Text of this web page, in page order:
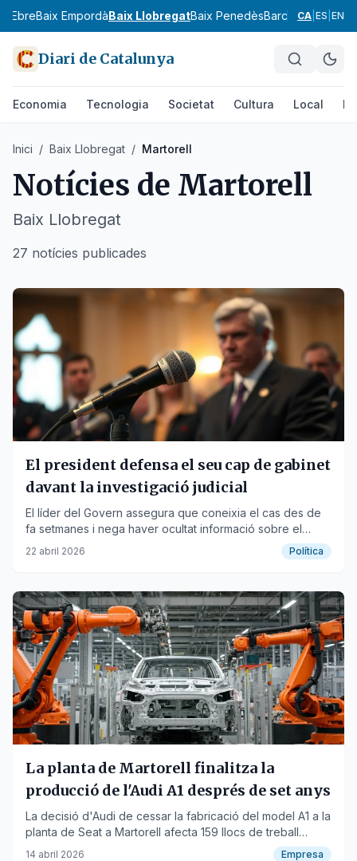
EbreBaix EmpordàBaix LlobregatBaix PenedèsBarcelonès
CA ES EN
Diari de Catalunya
Economia Tecnologia Societat Cultura Local
Inici / Baix Llobregat / Martorell
Notícies de Martorell
Baix Llobregat
27 notícies publicades
El president defensa el seu cap de gabinet
davant la investigació judicial
El líder del Govern assegura que coneixia el cas des de
fa setmanes i nega haver ocultat informació sobre el
procediment judicial.
22 abril 2026 Política
La planta de Martorell finalitza la
producció de l'Audi A1 després de set anys
La decisió d'Audi de cessar la fabricació del model A1 a la
planta de Seat a Martorell afecta 159 llocs de treball
indirectes.
14 abril 2026 Empresa